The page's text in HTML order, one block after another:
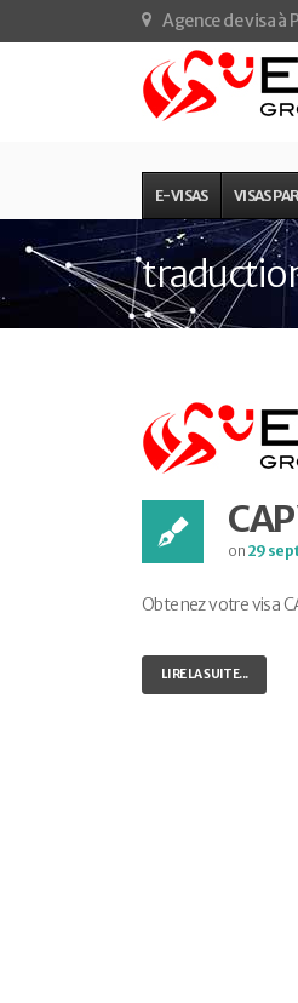
Agence de visa à
E-VISAS VISAS
on 29
Obtenez votre visa
LIRE LA SUITE...